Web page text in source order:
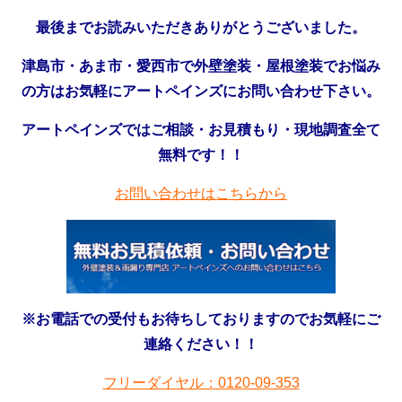
最後までお読みいただきありがとうございました。
津島市・あま市・愛西市で外壁塗装・屋根塗装でお悩み
の方はお気軽にアートペインズにお問い合わせ下さい。
アートペインズではご相談・お見積もり・現地調査全て
無料です！！
お問い合わせはこちらから
※お電話での受付もお待ちしておりますのでお気軽にご
連絡ください！！
フリーダイヤル：0120-09-353